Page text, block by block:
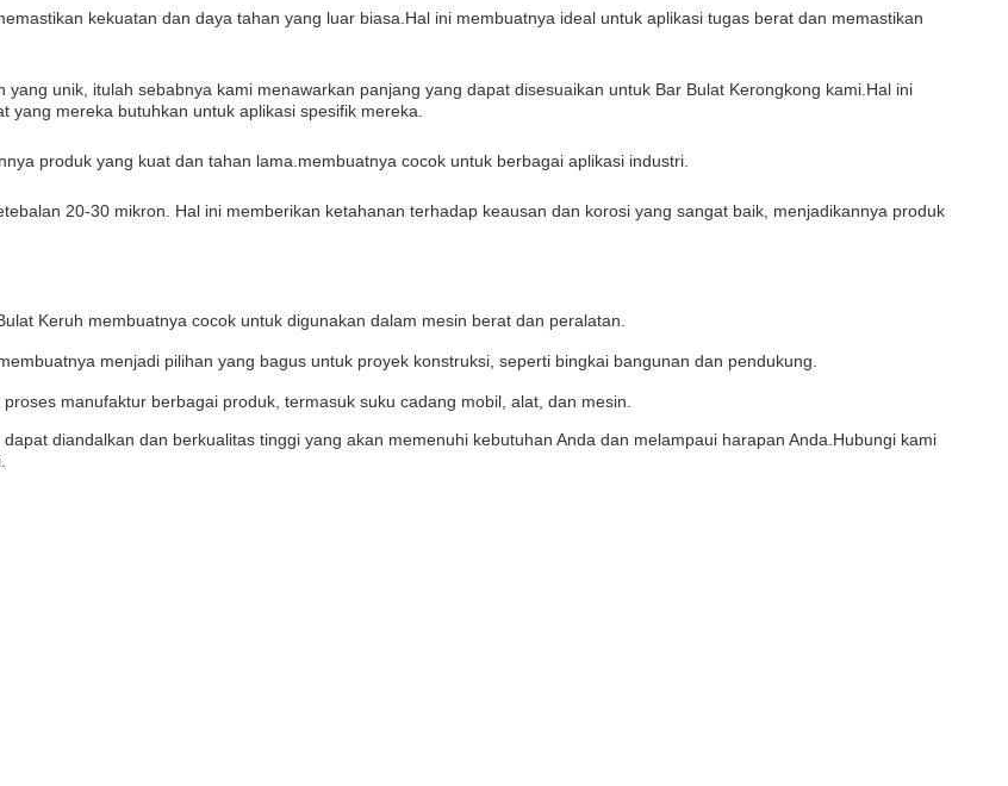
kekuatan dan daya tahan yang luar biasa.Hal ini membuatnya ideal untuk aplikasi tugas berat dan memastikan
unik, itulah sebabnya kami menawarkan panjang yang dapat disesuaikan untuk Bar Bulat Kerongkong kami.Hal ini
mereka butuhkan untuk aplikasi spesifik mereka.
produk yang kuat dan tahan lama.membuatnya cocok untuk berbagai aplikasi industri.
20-30 mikron. Hal ini memberikan ketahanan terhadap keausan dan korosi yang sangat baik, menjadikannya produk
Keruh membuatnya cocok untuk digunakan dalam mesin berat dan peralatan.
menjadi pilihan yang bagus untuk proyek konstruksi, seperti bingkai bangunan dan pendukung.
manufaktur berbagai produk, termasuk suku cadang mobil, alat, dan mesin.
diandalkan dan berkualitas tinggi yang akan memenuhi kebutuhan Anda dan melampaui harapan Anda.Hubungi kami